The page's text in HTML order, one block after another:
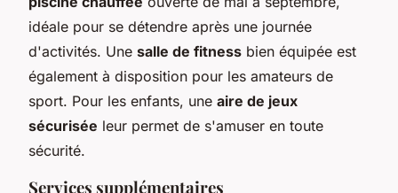
idéale pour se détendre après une journée
d'activités. Une salle de fitness bien équipée est
également à disposition pour les amateurs de
sport. Pour les enfants, une aire de jeux
sécurisée leur permet de s'amuser en toute
sécurité.
Services supplémentaires